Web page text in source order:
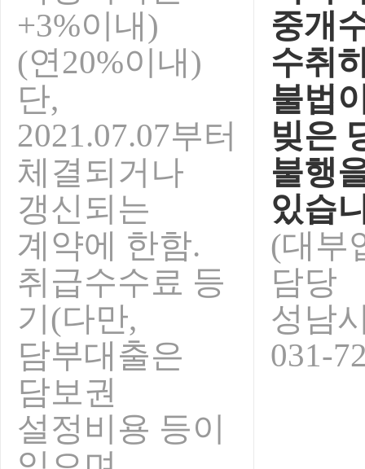
+3%이내)
(연20%이내)
단,
2021.07.07부터
체결되거나
갱신되는
계약에 한함.
취급수수료 등
기(다만,
담부대출은
담보권
설정비용 등이
중개
수취
불법
빚은
불행
있습
(대부
담당
성남
031-